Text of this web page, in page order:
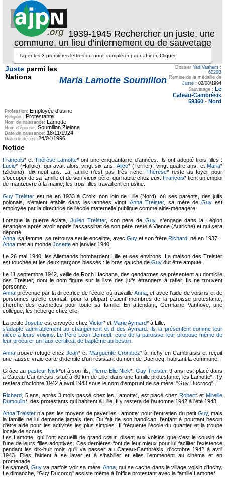
1939-1945 Rechercher un juste, une
commune, un lieu d'internement ou de sauvetage
Juste parmi les
Nations
Maria Lamotte Soumillon
Dossier Yad Vashem :
6220B
Remise de la médaille de
Juste : 02/08/1994
Sauvetage : Le
Cateau-Cambrésis
59360 - Nord
Profession: Employée d'usine
Religion : Protestante
Nom de naissance: Lamotte
Nom d'épouse: Soumillon Zielona
Date de naissance: 18/11/1924
Date de décès: 24/04/1996
Notice
François* etThérèse Lamotte* ont une cinquantaine d'années. Ils ont adopté trois filles :
Lucie* (Halloie), qui avait alors vingt-six ans, Alice* (Terrier), vingt-quatre ans, et Maria*
(Zielona), dix-neuf ans. La famille n’est pas très riche.Thérèse* reste au foyer pour
s'occuper de sa famille et de son vieux père, qui habite chez eux. François* tient un emploi
de manœuvre à la mairie; les trois filles travaillent en usine.
Guy Treister est né en 1933 à Croix, non loin de Lille (Nord), où ses parents, des juifs
polonais, s'étaient établis dans les années vingt.Anna Treister, sa mère deGuy est
employée par la directrice de l'école maternelle publique comme aide-ménagère.
Lorsque la guerre éclata,Julien Treister, son père de Guy, s'engage dans la Légion
étrangère après avoir appris l'assassinat de son père resté à Vienne (Autriche) et qui sera
déporté.
Anna , sa femme, se retrouva seule enceinte, avec Guy et son frère Richard , né en 1937.
Anna met au monde Josette en janvier 1940.
Le 26 mai 1940, les Allemands bombardent Lille et ses environs. La maison des Treister
est touchée et les deux garçons blessés : le bras gauche de Guy dut être amputé.
Le 11 septembre 1942, veille de Roch Hachana, des gendarmes se présentent au domicile
des Treister, dont le nom figure sur la liste des juifs étrangers à rafler. Ils ne trouvent
personne.
Anna prévenue par la directrice de l'école où travaille Anna, et avec l'aide de voisins et de
personnes qu'elle connait, pour la plupart étaient membres de la paroisse protestante,
cherche des cachettes pour toute sa famille. En attendant, Germaine Vanhove, une
collègue, les héberge chez elle.
La petite Josette est envoyée chez Victor* et Marie Aymard* à Lille.
s'adapte admirablement au changement et d des Aymard. Ils la présentent comme leur
nièce à leurs voisins. Le Père Léon Demedt, curé de la paroisse, leur propose même de
leur procurer un faux certificat de baptême au besoin.
Anna trouve refuge chezJean* et Marguerite Crombez* à Inchy-en-Cambraisis et reçoit
une fausse-vraie carte d'identité d'un résistant du nom de Ducrocq, habitant la commune.
Grâce au pasteur Nick*et à son fils, Pierre-Elie Nick*, Guy Treister, 9 ans, est placé dans
à Cateau-Cambrésis, situé à 80 km de Lille, dans une famille protestante, les Lamotte*. Il y
restera d'octobre 1942 à avril 1943 sous le nom d'emprunt de sa mère, "Guy Ducrocq".
Richard , 5 ans, après 3 mois passé chez les Lamotte*, est placé chez Robert* etMireille
Dumoulin*, des protestants qui habitent à Lille. Il y restera de l'automne 1942 à l'été 1943.
Anna Treister n’a pas les moyens de payer les Lamotte* pour l'entretien du petit Guy, mais
la famille ne lui demande jamais rien. Du fait de son handicap, l'enfant à pourtant besoin
d'être aidé pour les activités les plus simples. Il fréquente l'école du quartier et la troupe
locale de scouts.
Les Lamotte, qui l'ont accueilli de grand cœur, disent aux voisins que c'est le cousin de
l'une de leurs filles adoptives. Ces dernières font de leur mieux pour lui faciliter l'existence
pendant les dix-huit mois qu'il va passer au Cateau-Cambrésis, d'octobre 1942 à avril
1943. Elles l'aident à se laver et à s'habiller et elles l’emmènent au cinéma et en
promenade.
Le samedi, Guyva parfois voir sa mère, Anna , qui se cache dans le village voisin d'Inchy.
Le dimanche, "Guy Ducorcq" assiste même à l'office protestant avec la famille Lamotte*.